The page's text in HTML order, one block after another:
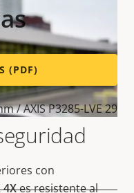
con
4Xes resistente al
(PDF)
/ AXIS P3285-LVE 29